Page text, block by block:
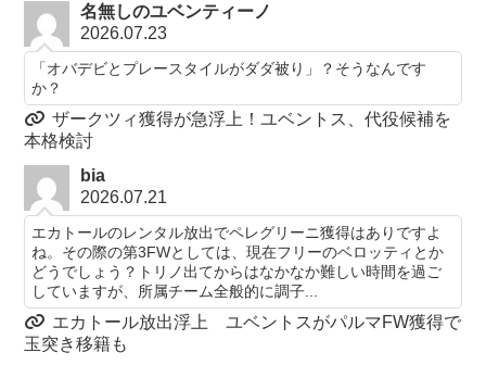
名無しのユベンティーノ
2026.07.23
「オバデビとプレースタイルがダダ被り」？そうなんです
か？
ザークツィ獲得が急浮上！ユベントス、代役候補を
本格検討
bia
2026.07.21
エカトールのレンタル放出でペレグリーニ獲得はありですよ
ね。その際の第3FWとしては、現在フリーのベロッティとか
どうでしょう？トリノ出てからはなかなか難しい時間を過ご
していますが、所属チーム全般的に調子...
エカトール放出浮上 ユベントスがパルマFW獲得で
玉突き移籍も